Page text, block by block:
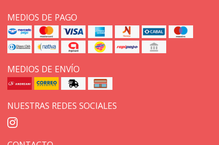
MEDIOS DE PAGO
MEDIOS DE ENVÍO
NUESTRAS REDES SOCIALES